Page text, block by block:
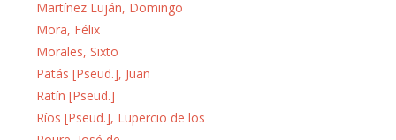
Martínez Luján, Domingo
Mora, Félix
Morales, Sixto
Patás [Pseud.], Juan
Ratín [Pseud.]
Ríos [Pseud.], Lupercio de los